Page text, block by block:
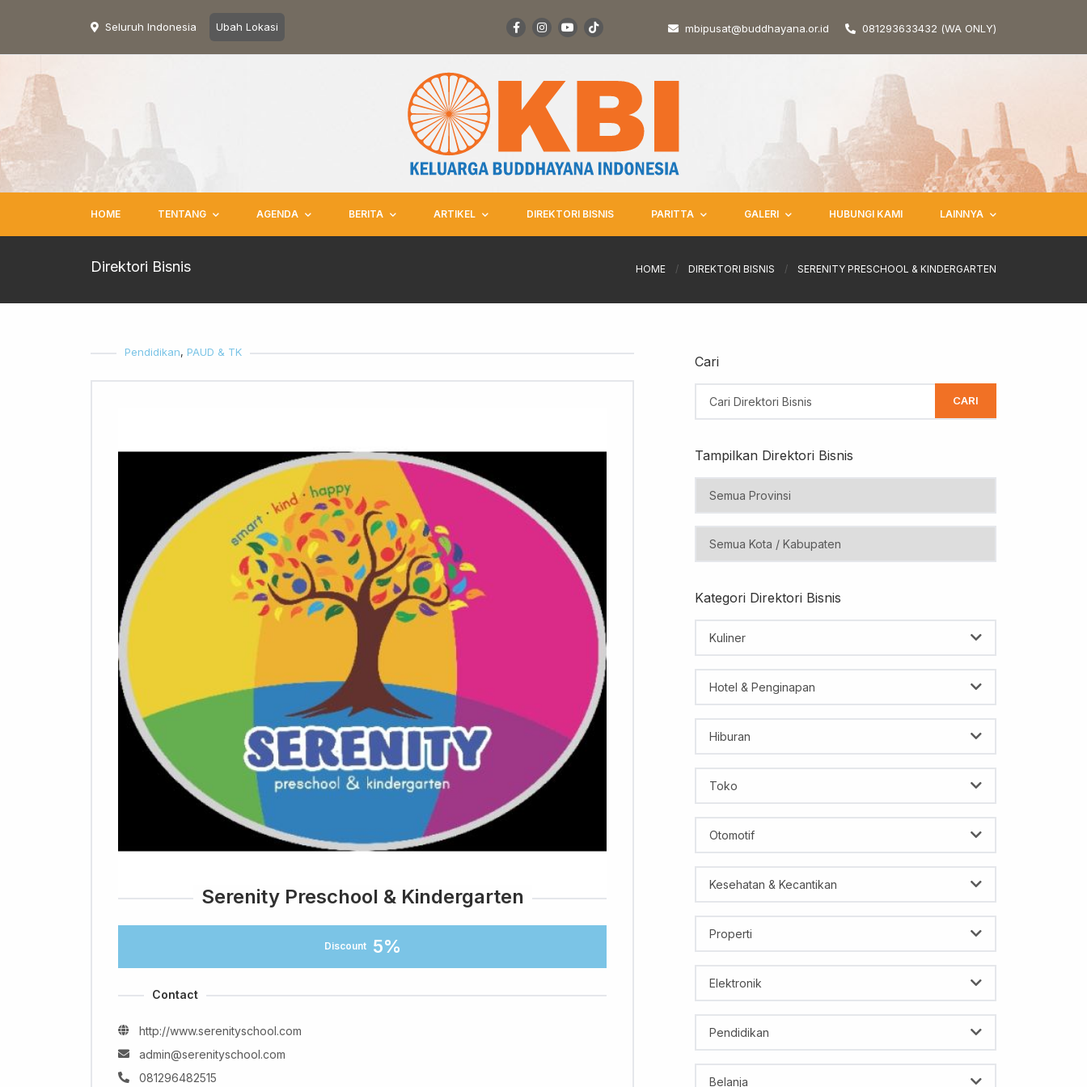
Seluruh Indonesia Ubah Lokasi mbipusat@buddhayana.or.id 081293633432 (WA ONLY)
HOME TENTANG AGENDA BERITA ARTIKEL DIREKTORI BISNIS PARITTA GALERI HUBUNGI KAMI LAINNYA
Direktori Bisnis HOME / DIREKTORI BISNIS / SERENITY PRESCHOOL & KINDERGARTEN
Pendidikan, PAUD & TK
Serenity Preschool & Kindergarten
Discount 5%
Contact
http://www.serenityschool.com
admin@serenityschool.com
081296482515
Cari
CARI
Tampilkan Direktori Bisnis
Kategori Direktori Bisnis
Kuliner
Hotel & Penginapan
Hiburan
Toko
Otomotif
Kesehatan & Kecantikan
Properti
Elektronik
Pendidikan
Belanja